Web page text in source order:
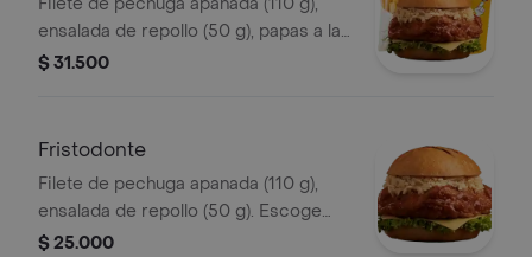
ensalada de repollo (50 g), papas a la
francesa mediana (60 g) y gaseosa
$ 31.500
Fristodonte
Filete de pechuga apanada (110 g),
ensalada de repollo (50 g). Escoge
entre salsa búfalo sriracha, BBQ, salsa
$ 25.000